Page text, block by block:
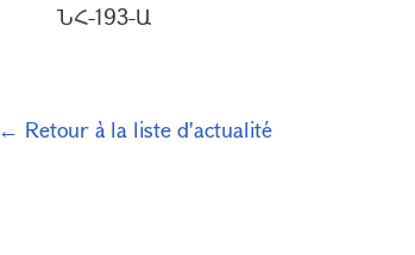
ՆՀ-193-Ա
← Retour à la liste d'actualité